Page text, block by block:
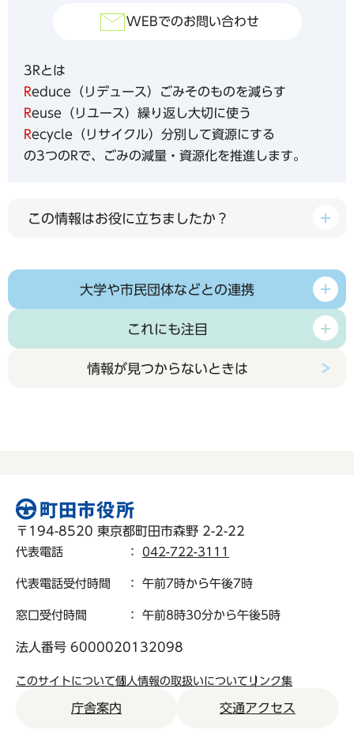
WEBでのお問い合わせ
3Rとは
Reduce（リデュース）ごみそのものを減らす
Reuse（リユース）繰り返し大切に使う
Recycle（リサイクル）分別して資源にする
の3つのRで、ごみの減量・資源化を推進します。
この情報はお役に立ちましたか？
大学や市民団体などとの連携
これにも注目
情報が見つからないときは
〒194-8520 東京都町田市森野 2-2-22
代表電話 ： 042-722-3111
代表電話受付時間 ： 午前7時から午後7時
窓口受付時間 ： 午前8時30分から午後5時
法人番号 6000020132098
このサイトについて個人情報の取扱いについて リンク集
庁舎案内 交通アクセス